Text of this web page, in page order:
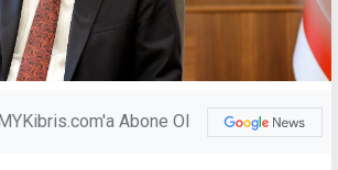
MYKibris.com'a Abone Ol